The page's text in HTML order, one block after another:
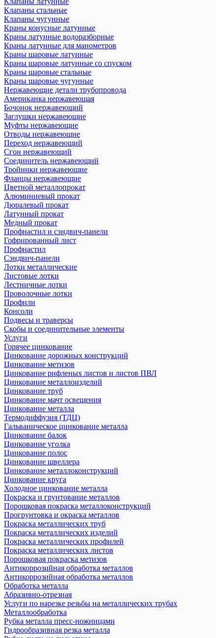
Клапаны стальные
Клапаны чугунные
Краны конусные латунные
Краны латунные водоразборные
Краны латунные для манометров
Краны шаровые латунные
Краны шаровые латунные со спуском
Краны шаровые стальные
Краны шаровые чугунные
Нержавеющие детали трубопровода
Американка нержавеющая
Бочонок нержавеющий
Заглушки нержавеющие
Муфты нержавеющие
Отводы нержавеющие
Переход нержавеющий
Сгон нержавеющий
Соединитель нержавеющий
Тройники нержавеющие
Фланцы нержавеющие
Цветной металлопрокат
Алюминиевый прокат
Дюралевый прокат
Латунный прокат
Медный прокат
Профнастил и сэндвич-панели
Гофрированный лист
Профнастил
Сэндвич-панели
Лотки металлические
Листовые лотки
Лестничные лотки
Проволочные лотки
Профили
Консоли
Подвесы и траверсы
Скобы и соединительные элементы
Услуги
Горячее цинкование
Цинкование дорожных конструкций
Цинкование метизов
Цинкование рифленых листов и листов ПВЛ
Цинкование металлоизделий
Цинкование труб
Цинкование мачт освещения
Цинкование металла
Термодиффузия (ТДЦ)
Гальваническое цинкование металла
Цинкование балок
Цинкование уголка
Цинкование полос
Цинкование швеллера
Цинкование металлоконструкций
Цинкование круга
Холодное цинкование металла
Покраска и грунтование металлов
Порошковая покраска металлоконструкций
Прогрунтовка и окраска металлов
Покраска металлических труб
Покраска металлических изделий
Покраска металлических профилей
Покраска металлических листов
Порошковая покраска метизов
Антикоррозийная обработка металлов
Антикоррозийная обработка металлов
Обработка металла
Абразивно-отрезная
Услуги по нарезке резьбы на металлических трубах
Металлообработка
Рубка металла пресс-ножницами
Гидрообразивная резка металла